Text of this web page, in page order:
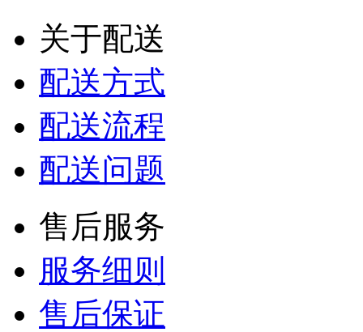
关于配送
配送方式
配送流程
配送问题
售后服务
服务细则
售后保证